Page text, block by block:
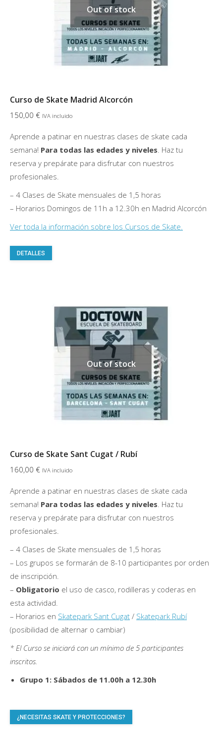
en
Out of stock
Curso de Skate Madrid Alcorcón
150,00 € IVA incluido
Aprende a patinar en nuestras clases de skate cada
semana! Para todas las edades y niveles. Haz tu
reserva y prepárate para disfrutar con nuestros
profesionales.
– 4 Clases de Skate mensuales de 1,5 horas
– Horarios Domingos de 11h a 12.30h en Madrid Alcorcón
Ver toda la información sobre los Cursos de Skate.
DETALLES
variantes.
opciones
se
elegir
en
Out of stock
Curso de Skate Sant Cugat / Rubí
160,00 € IVA incluido
Aprende a patinar en nuestras clases de skate cada
semana! Para todas las edades y niveles. Haz tu
reserva y prepárate para disfrutar con nuestros
profesionales.
– 4 Clases de Skate mensuales de 1,5 horas
– Los grupos se formarán de 8-10 participantes por orden
de inscripción.
– Obligatorio el uso de casco, rodilleras y coderas en
esta actividad.
– Horarios en Skatepark Sant Cugat / Skatepark Rubí
(posibilidad de alternar o cambiar)
* El Curso se iniciará con un mínimo de 5 participantes
inscritos.
Grupo 1: Sábados de 11.00h a 12.30h
¿NECESITAS SKATE Y PROTECCIONES?